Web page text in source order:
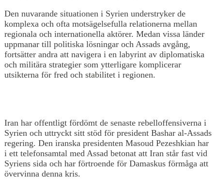
Den nuvarande situationen i Syrien understryker de
komplexa och ofta motsägelsefulla relationerna mellan
regionala och internationella aktörer. Medan vissa länder
uppmanar till politiska lösningar och Assads avgång,
fortsätter andra att navigera i en labyrint av diplomatiska
och militära strategier som ytterligare komplicerar
utsikterna för fred och stabilitet i regionen.
Iran har offentligt fördömt de senaste rebelloffensiverna i
Syrien och uttryckt sitt stöd för president Bashar al-Assads
regering. Den iranska presidenten Masoud Pezeshkian har
i ett telefonsamtal med Assad betonat att Iran står fast vid
Syriens sida och har förtroende för Damaskus förmåga att
övervinna denna kris.